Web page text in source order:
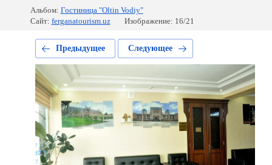
Альбом: Гостиница "Oltin Vodiy"
Сайт: ferganatourism.uz Изображение: 16/21
Предыдущее Следующее